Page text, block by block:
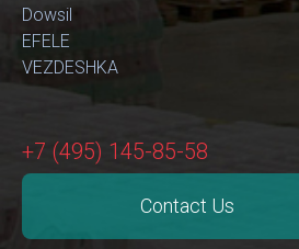
Dowsil
EFELE
VEZDESHKA
+7 (495) 145-85-58
Contact Us